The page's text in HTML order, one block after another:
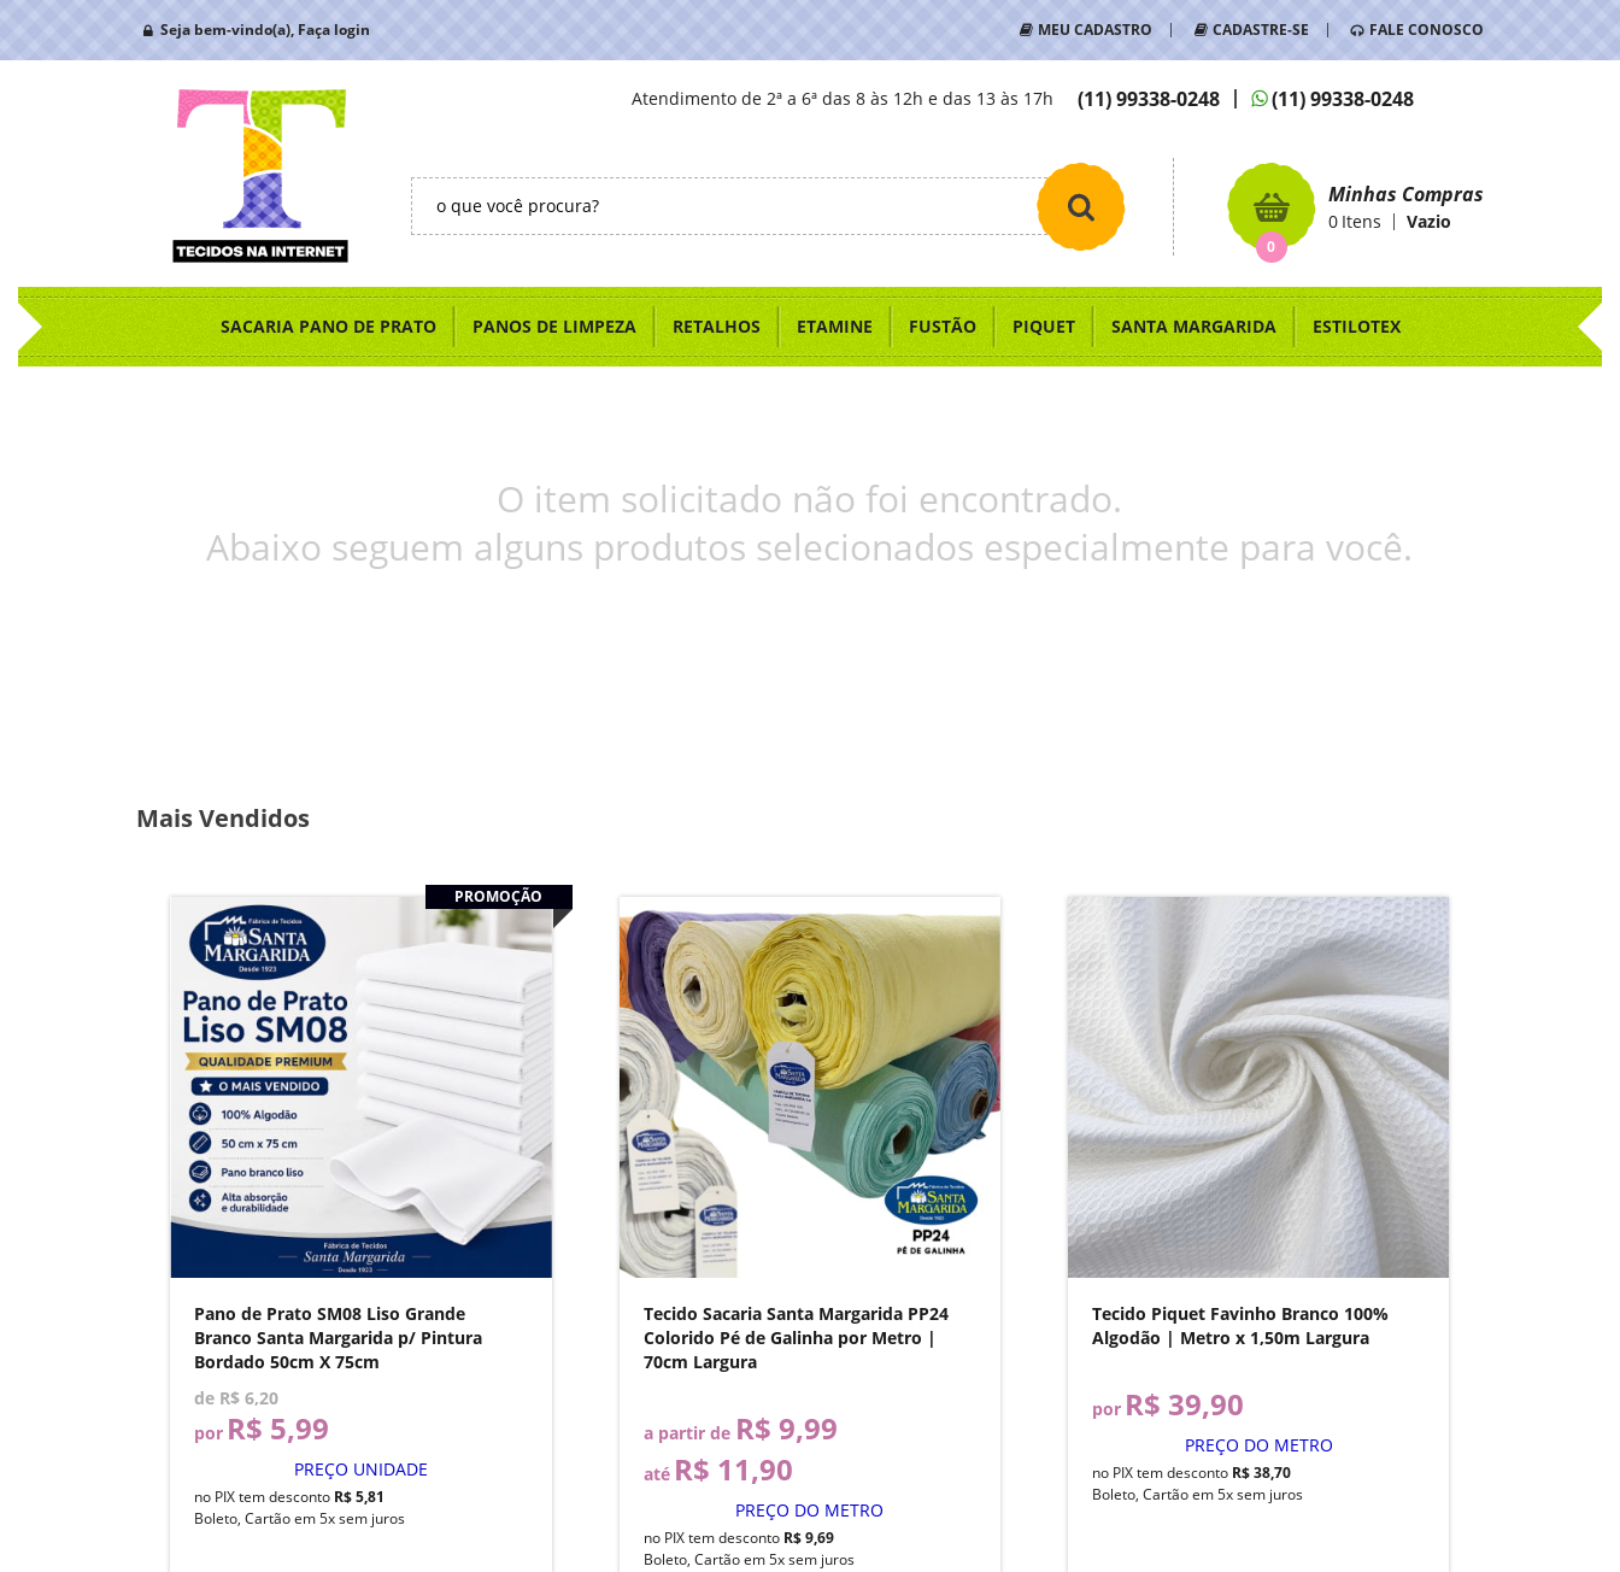
Seja bem-vindo(a), Faça login MEU CADASTRO CADASTRE-SE FALE CONOSCO
(11)99338-0248 (11)99338-0248
Atendimento de 2ª a 6ª das 8 às 12h e das 13 às 17h
0
Minhas Compras
Itens
0 Vazio
SACARIA PANO DE PRATO PANOS DE LIMPEZA RETALHOS ETAMINE FUSTÃO PIQUET SANTA MARGARIDA ESTILOTEX
O item solicitado não foi encontrado.
Abaixo seguem alguns produtos selecionados especialmente para você.
Mais Vendidos
PROMOÇÃO
Pano de Prato SM08 Liso Grande
Branco Santa Margarida p/ Pintura
Bordado 50cm X 75cm
de R$ 6,20
por R$ 5,99
PREÇO UNIDADE
no PIX tem desconto R$ 5,81
Boleto, Cartão em 5x sem juros
Tecido Sacaria Santa Margarida PP24
Colorido Pé de Galinha por Metro |
70cm Largura
a partir de R$ 9,99
até R$ 11,90
PREÇO DO METRO
no PIX tem desconto R$ 9,69
Boleto, Cartão em 5x sem juros
Tecido Piquet Favinho Branco 100%
Algodão | Metro x 1,50m Largura
por R$ 39,90
PREÇO DO METRO
no PIX tem desconto R$ 38,70
Boleto, Cartão em 5x sem juros